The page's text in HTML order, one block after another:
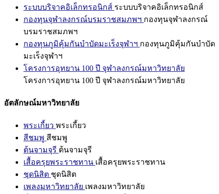
ระบบบริจาคอิเล็กทรอนิกส์ ระบบบริจาคอิเล็กทรอนิกส์
กองทุนจุฬาลงกรณ์บรมราชสมภพฯ กองทุนจุฬาลงกรณ์
บรมราชสมภพฯ
กองทุนภูมิคุ้มกันบำบัดมะเร็งจุฬาฯ กองทุนภูมิคุ้มกันบำบัด
มะเร็งจุฬาฯ
โครงการอุทยาน 100 ปี จุฬาลงกรณ์มหาวิทยาลัย
โครงการอุทยาน 100 ปี จุฬาลงกรณ์มหาวิทยาลัย
อัตลักษณ์มหาวิทยาลัย
พระเกี้ยว พระเกี้ยว
สีชมพู สีชมพู
ต้นจามจุรี ต้นจามจุรี
เสื้อครุยพระราชทาน เสื้อครุยพระราชทาน
ชุดนิสิต ชุดนิสิต
เพลงมหาวิทยาลัย เพลงมหาวิทยาลัย